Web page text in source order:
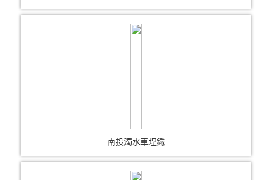
南投濁水車埕鐵